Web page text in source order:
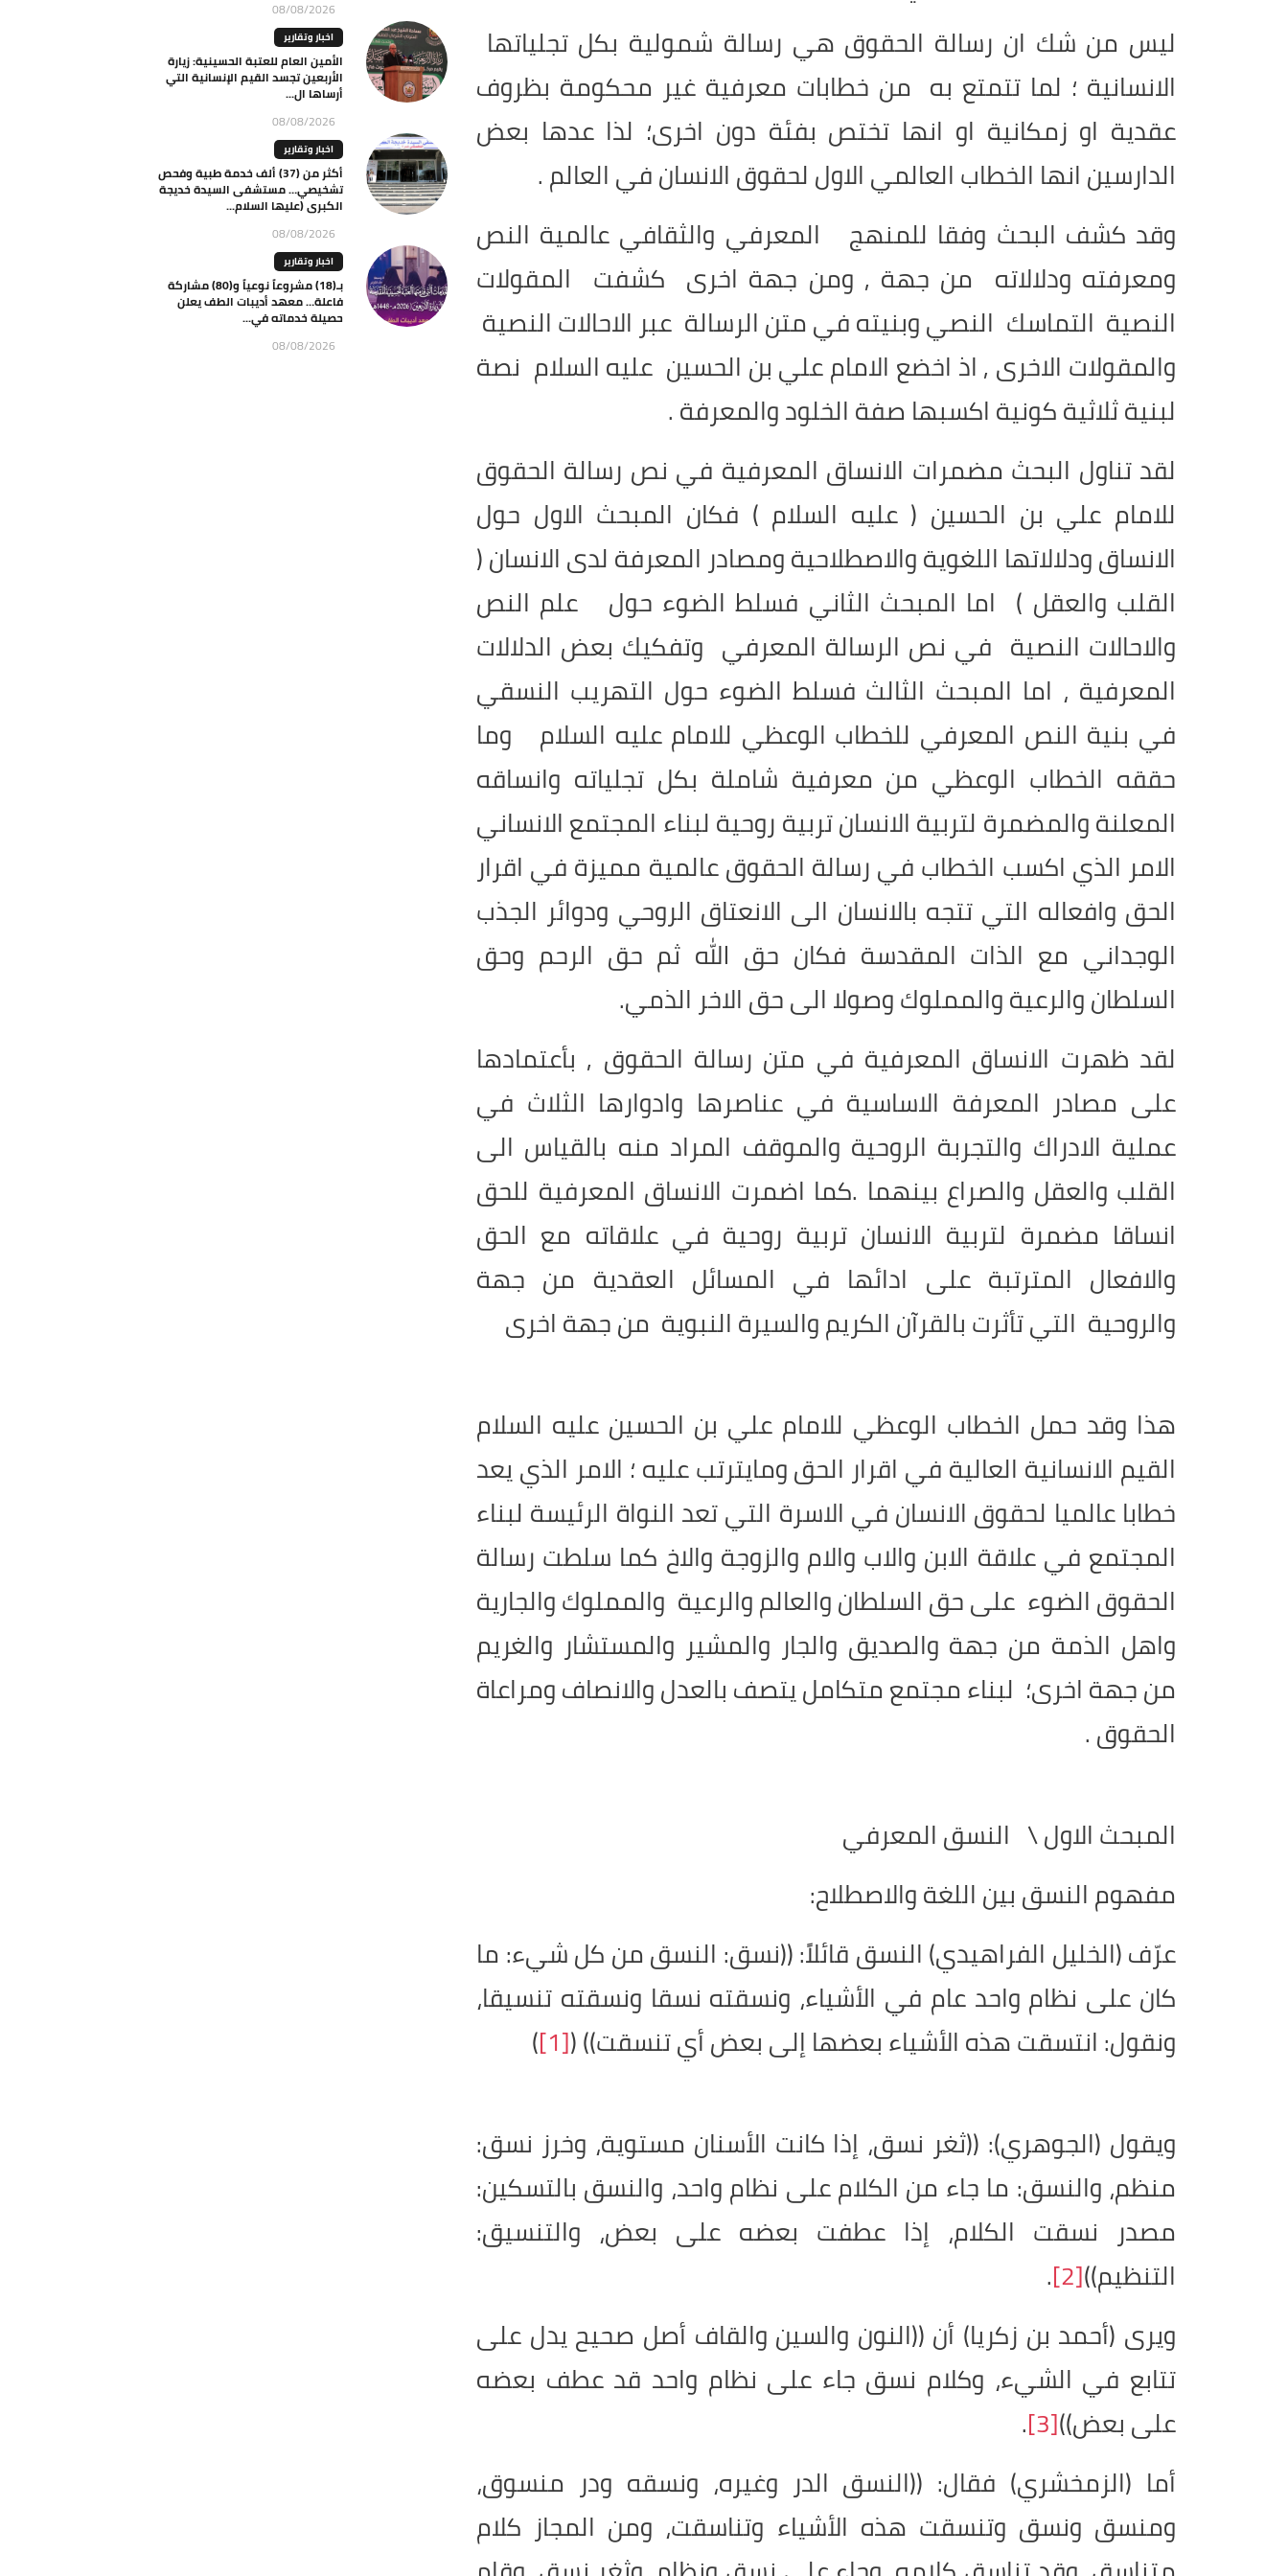
ليس من شك ان رسالة الحقوق هي رسالة شمولية بكل تجلياتها
الانسانية ؛ لما تتمتع به من خطابات معرفية غير محكومة بظروف
عقدية او زمكانية او انها تختص بفئة دون اخرى؛ لذا عدها بعض
الدارسين انها الخطاب العالمي الاول لحقوق الانسان في العالم .
وقد كشف البحث وفقا للمنهج المعرفي والثقافي عالمية النص
ومعرفته ودلالاته من جهة , ومن جهة اخرى كشفت المقولات
النصية التماسك النصي وبنيته في متن الرسالة عبر الاحالات النصية
والمقولات الاخرى , اذ اخضع الامام علي بن الحسين عليه السلام نصة
لبنية ثلاثية كونية اكسبها صفة الخلود والمعرفة .
لقد تناول البحث مضمرات الانساق المعرفية في نص رسالة الحقوق
للامام علي بن الحسين ( عليه السلام ) فكان المبحث الاول حول
الانساق ودلالاتها اللغوية والاصطلاحية ومصادر المعرفة لدى الانسان (
القلب والعقل ) اما المبحث الثاني فسلط الضوء حول علم النص
والاحالات النصية في نص الرسالة المعرفي وتفكيك بعض الدلالات
المعرفية ، اما المبحث الثالث فسلط الضوء حول التهريب النسقي
في بنية النص المعرفي للخطاب الوعظي للامام عليه السلام وما
حققه الخطاب الوعظي من معرفية شاملة بكل تجلياته وانساقه
المعلنة والمضمرة لتربية الانسان تربية روحية لبناء المجتمع الانساني
الامر الذي اكسب الخطاب في رسالة الحقوق عالمية مميزة في اقرار
الحق وافعاله التي تتجه بالانسان الى الانعتاق الروحي ودوائر الجذب
الوجداني مع الذات المقدسة فكان حق الله ثم حق الرحم وحق
السلطان والرعية والمملوك وصولا الى حق الاخر الذمي.
لقد ظهرت الانساق المعرفية في متن رسالة الحقوق , بأعتمادها
على مصادر المعرفة الاساسية في عناصرها وادوارها الثلاث في
عملية الادراك والتجربة الروحية والموقف المراد منه بالقياس الى
القلب والعقل والصراع بينهما .كما اضمرت الانساق المعرفية للحق
انساقا مضمرة لتربية الانسان تربية روحية في علاقاته مع الحق
والافعال المترتبة على ادائها في المسائل العقدية من جهة
والروحية التي تأثرت بالقرآن الكريم والسيرة النبوية من جهة اخرى
هذا وقد حمل الخطاب الوعظي للامام علي بن الحسين عليه السلام
القيم الانسانية العالية في اقرار الحق ومايترتب عليه ؛ الامر الذي يعد
خطابا عالميا لحقوق الانسان في الاسرة التي تعد النواة الرئيسة لبناء
المجتمع في علاقة الابن والاب والام والزوجة والاخ كما سلطت رسالة
الحقوق الضوء على حق السلطان والعالم والرعية والمملوك والجارية
واهل الذمة من جهة والصديق والجار والمشير والمستشار والغريم
من جهة اخرى؛ لبناء مجتمع متكامل يتصف بالعدل والانصاف ومراعاة
الحقوق .
المبحث الاول \ النسق المعرفي
مفهوم النسق بين اللغة والاصطلاح:
عرّف (الخليل الفراهيدي) النسق قائلاً: ((نسق: النسق من كل شيء: ما
كان على نظام واحد عام في الأشياء، ونسقته نسقا ونسقته تنسيقا،
ونقول: انتسقت هذه الأشياء بعضها إلى بعض أي تنسقت)) ([1]
)
ويقول (الجوهري): ((ثغر نسق، إذا كانت الأسنان مستوية، وخرز نسق:
منظم، والنسق: ما جاء من الكلام على نظام واحد، والنسق بالتسكين:
مصدر نسقت الكلام، إذا عطفت بعضه على بعض، والتنسيق:
التنظيم))[2]
.
ويرى (أحمد بن زكريا) أن ((النون والسين والقاف أصل صحيح يدل على
تتابع في الشيء، وكلام نسق جاء على نظام واحد قد عطف بعضه
على بعض))[3]
.
أما (الزمخشري) فقال: ((النسق الدر وغيره، ونسقه ودر منسوق،
ومنسق ونسق وتنسقت هذه الأشياء وتناسقت، ومن المجاز كلام
08/08/2026
اخبار وتقارير
الأمين العام للعتبة الحسينية: زيارة
الأربعين تجسد القيم الإنسانية التي
أرساها ال...
08/08/2026
اخبار وتقارير
أكثر من (37) ألف خدمة طبية وفحص
تشخيصي… مستشفى السيدة خديجة
الكبرى (عليها السلام...
08/08/2026
اخبار وتقارير
بـ(18) مشروعاً نوعياً و(80) مشاركة
فاعلة… معهد أديبات الطف يعلن
حصيلة خدماته في...
08/08/2026